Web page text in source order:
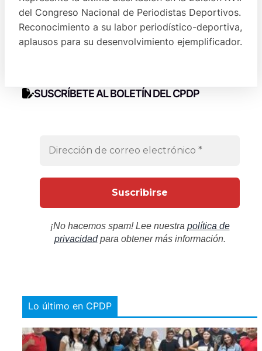
del Congreso Nacional de Periodistas Deportivos.
Reconocimiento a su labor periodístico-deportiva,
aplausos para su desenvolvimiento ejemplificador.
SUSCRÍBETE AL BOLETÍN DEL CPDP
¡No hacemos spam! Lee nuestra política de
privacidadpara obtener más información.
Lo último en CPDP